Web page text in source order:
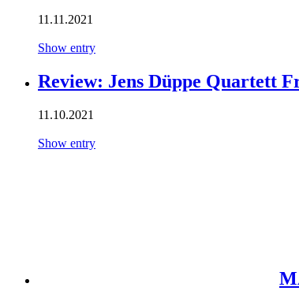
11.11.2021
Show entry
Review: Jens Düppe Quartett
11.10.2021
Show entry